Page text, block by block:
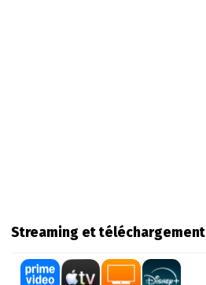
Streaming et téléchargement